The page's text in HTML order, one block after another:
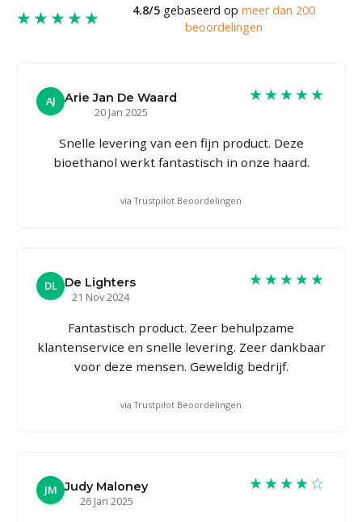
★★★★★ 4.8/5gebaseerd op meer dan 200
beoordelingen
AJ
Arie Jan De Waard
20 Jan 2025
★★★★★
Snelle levering van een fijn product. Deze
bioethanol werkt fantastisch in onze haard.
via Trustpilot Beoordelingen
DL De Lighters
21 Nov 2024
★★★★★
Fantastisch product. Zeer behulpzame
klantenservice en snelle levering. Zeer dankbaar
voor deze mensen. Geweldig bedrijf.
via Trustpilot Beoordelingen
JM Judy Maloney
26 Jan 2025
★★★★☆